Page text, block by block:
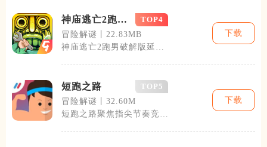
神庙逃亡2跑男
破解版
TOP4
冒险解谜丨22.83MB
神庙逃亡2跑男破解版延续
下载
短跑之路
TOP5
冒险解谜丨32.60M
短跑之路聚焦指尖节奏竞速
下载